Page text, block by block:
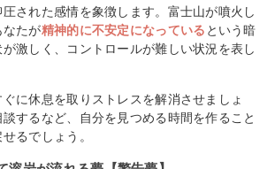
された感情を象徴します。富士山が噴火し
なたが精神的に不安定になっている という暗
激しく、コントロールが難しい状況を表し
に休息を取りストレスを解消させましょ
するなど、自分を見つめる時間を作ること
るでしょう。